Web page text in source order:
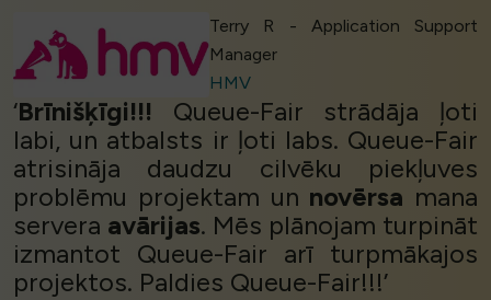
Terry R - Application Support
Manager
HMV
‘Brīnišķīgi!!! Queue-Fair strādāja ļoti
labi, un atbalsts ir ļoti labs. Queue-Fair
atrisināja daudzu cilvēku piekļuves
problēmu projektam un novērsa mana
servera avārijas. Mēs plānojam turpināt
izmantot Queue-Fair arī turpmākajos
projektos. Paldies Queue-Fair!!!’